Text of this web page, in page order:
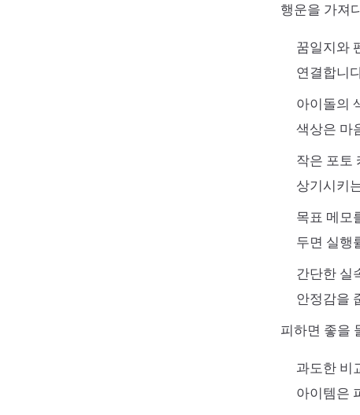
행운을 가져
꿈일지와
연결합니
아이돌의
색상은 마
작은 포토
상기시키
목표 메모
두면 실행
간단한 실
안정감을
피하면 좋을
과도한 비
아이템은